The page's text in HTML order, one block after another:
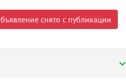
снято с публикации